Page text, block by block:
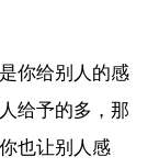
你给别人的感
给予的多，那
也让别人感